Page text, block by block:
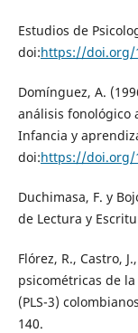
Estudios de
doi:https://doi.org/
Domínguez, A.
análisis fonológico
Infancia y
doi:https://doi.org/
Duchimasa, F. y
de Lectura y
Flórez, R., Castro,
psicométricas de
(PLS-3)
140.